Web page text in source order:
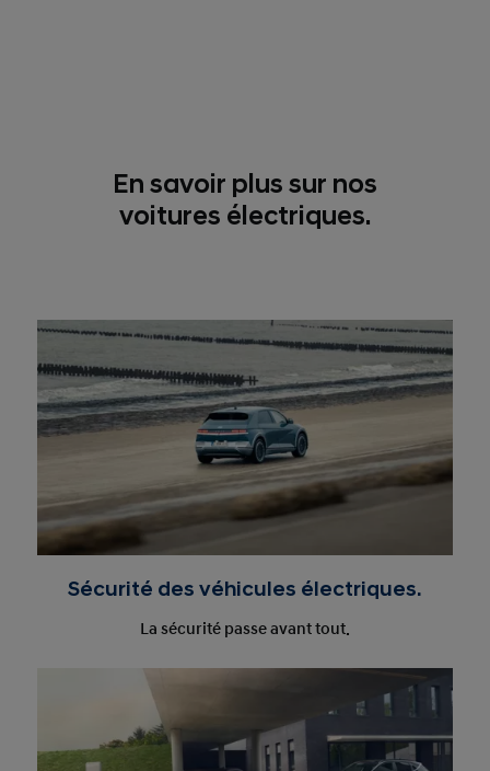
En savoir plus sur nos
voitures électriques.
Sécurité des véhicules électriques.
La sécurité passe avant tout.